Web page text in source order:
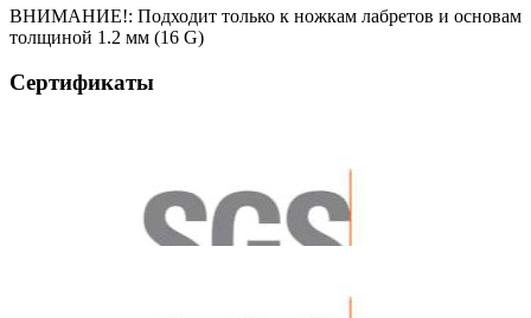
ВНИМАНИЕ!: Подходит только к ножкам лабретов и основам
толщиной 1.2 мм (16 G)
Сертификаты